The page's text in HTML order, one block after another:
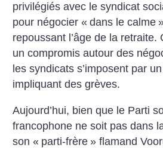
privilégiés avec le syndicat
pour négocier « dans le calme
repoussant l’âge de la retraite.
un compromis autour des
les syndicats s’imposent par
impliquant des ­grèves.
Aujourd’hui, bien que le Parti
francophone ne soit pas dans
son « parti-­frère » flamand